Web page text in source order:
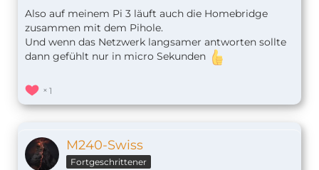
Also auf meinem Pi 3 läuft auch die Homebridge
zusammen mit dem Pihole.
Und wenn das Netzwerk langsamer antworten sollte
dann gefühlt nur in micro Sekunden
1
M240-Swiss
Fortgeschrittener